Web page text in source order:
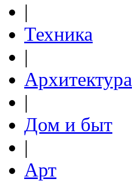
|
Техника
|
Архитектура
|
Дом и быт
|
Арт